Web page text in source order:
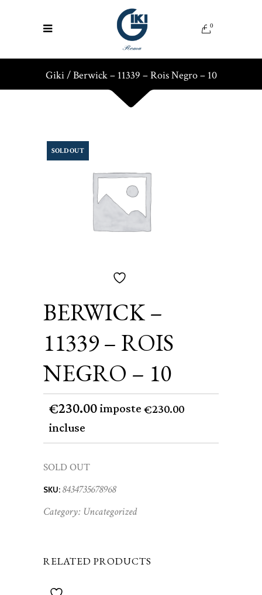
0
Giki/Berwick – 11339 – Rois Negro – 10
SOLD OUT
BERWICK –
11339 – ROIS
NEGRO – 10
€230.00imposte€230.00
incluse
SOLD OUT
SKU: 8434735678968
Category: Uncategorized
RELATED PRODUCTS